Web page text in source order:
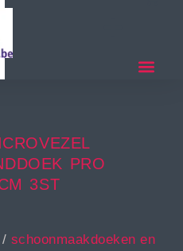
PRO
3ST
/ schoonmaakdoeken en